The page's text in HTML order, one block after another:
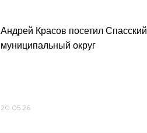
Андрей Красов посетил Спасский
муниципальный округ
20.05.26